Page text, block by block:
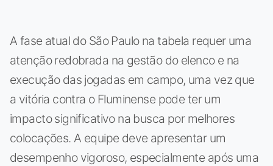
A fase atual do São Paulo na tabela requer uma
atenção redobrada na gestão do elenco e na
execução das jogadas em campo, uma vez que
a vitória contra o Fluminense pode ter um
impacto significativo na busca por melhores
colocações. A equipe deve apresentar um
desempenho vigoroso, especialmente após uma